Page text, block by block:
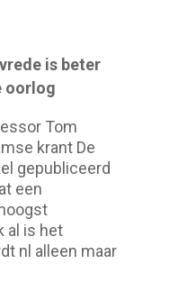
is beter
oorlog
Tom
krant De
gepubliceerd
een
al is het
nl alleen maar